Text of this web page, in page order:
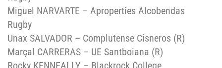
Miguel NARVARTE – Aproperties Alcobendas
Rugby
Unax SALVADOR – Complutense Cisneros (R)
Marçal CARRERAS – UE Santboiana (R)
Rocky KENNEALLY – Blackrock College